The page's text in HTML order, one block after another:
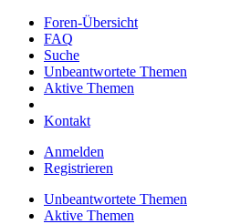
Foren-Übersicht
FAQ
Suche
Unbeantwortete Themen
Aktive Themen
Kontakt
Anmelden
Registrieren
Unbeantwortete Themen
Aktive Themen